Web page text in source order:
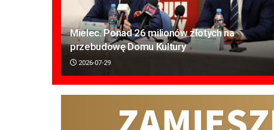
Mielec. Ponad 26 milionów złotych na
przebudowę Domu Kultury
2026-07-29